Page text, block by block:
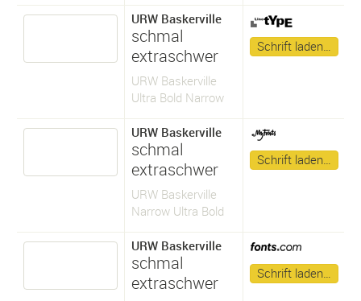
URW Baskerville
schmal
extraschwer
URW Baskerville
Ultra Bold Narrow
Schrift laden…
URW Baskerville
schmal
extraschwer
URW Baskerville
Narrow Ultra Bold
Schrift laden…
URW Baskerville
schmal
extraschwer
Schrift laden…